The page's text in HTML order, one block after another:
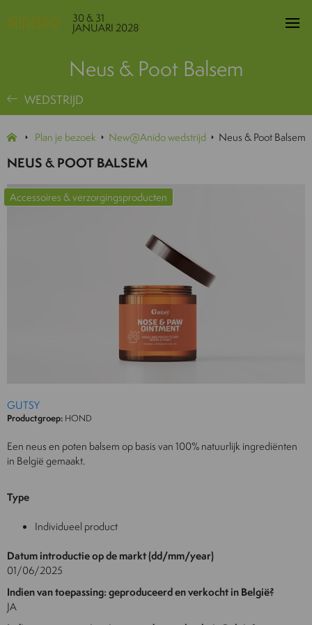
30 & 31
JANUARI 2028
Neus & Poot Balsem
WEDSTRIJD
Plan je bezoek New@Anido wedstrijd Neus & Poot Balsem
NEUS & POOT BALSEM
Accessoires & verzorgingsproducten
GUTSY
Productgroep: HOND
Een neus en poten balsem op basis van 100% natuurlijk ingrediënten
in België gemaakt.
Type
Individueel product
Datum introductie op de markt (dd/mm/year)
01/06/2025
Indien van toepassing: geproduceerd en verkocht in België?
JA